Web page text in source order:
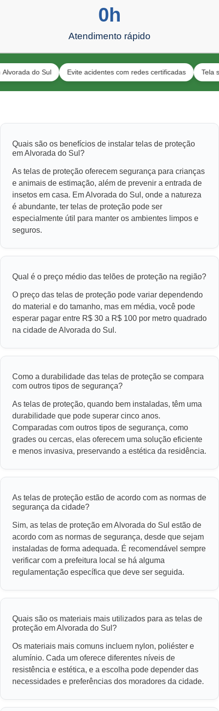
Atendimento rápido
0h
do Sul Evite acidentes com redes certificadas Tela segura
Quais são os benefícios de instalar telas de proteção
em Alvorada do Sul?
As telas de proteção oferecem segurança para crianças
e animais de estimação, além de prevenir a entrada de
insetos em casa. Em Alvorada do Sul, onde a natureza
é abundante, ter telas de proteção pode ser
especialmente útil para manter os ambientes limpos e
seguros.
Qual é o preço médio das telões de proteção na região?
O preço das telas de proteção pode variar dependendo
do material e do tamanho, mas em média, você pode
esperar pagar entre R$ 30 a R$ 100 por metro quadrado
na cidade de Alvorada do Sul.
Como a durabilidade das telas de proteção se compara
com outros tipos de segurança?
As telas de proteção, quando bem instaladas, têm uma
durabilidade que pode superar cinco anos.
Comparadas com outros tipos de segurança, como
grades ou cercas, elas oferecem uma solução eficiente
e menos invasiva, preservando a estética da residência.
As telas de proteção estão de acordo com as normas de
segurança da cidade?
Sim, as telas de proteção em Alvorada do Sul estão de
acordo com as normas de segurança, desde que sejam
instaladas de forma adequada. É recomendável sempre
verificar com a prefeitura local se há alguma
regulamentação específica que deve ser seguida.
Quais são os materiais mais utilizados para as telas de
proteção em Alvorada do Sul?
Os materiais mais comuns incluem nylon, poliéster e
alumínio. Cada um oferece diferentes níveis de
resistência e estética, e a escolha pode depender das
necessidades e preferências dos moradores da cidade.